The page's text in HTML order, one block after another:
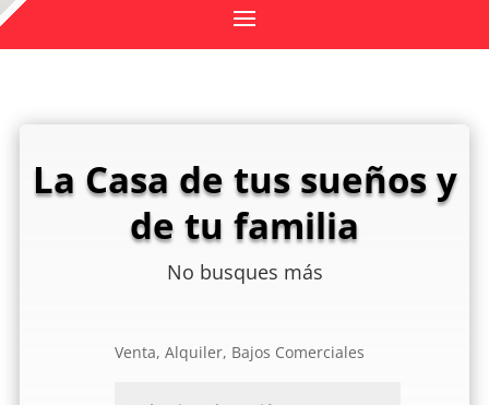
La Casa de tus sueños y
de tu familia
No busques más
Venta, Alquiler, Bajos Comerciales